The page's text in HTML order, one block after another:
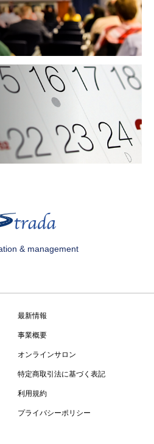
& management
最新情報
事業概要
オンラインサロン
特定商取引法に基づく表記
利用規約
プライバシーポリシー